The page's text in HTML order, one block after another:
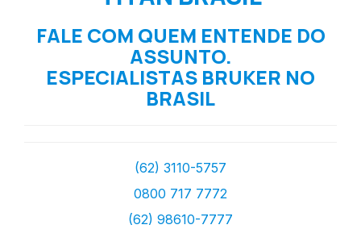
FALE COM QUEM ENTENDE DO
ASSUNTO.
ESPECIALISTAS BRUKER NO
BRASIL
(62) 3110-5757
0800 717 7772
(62) 98610-7777